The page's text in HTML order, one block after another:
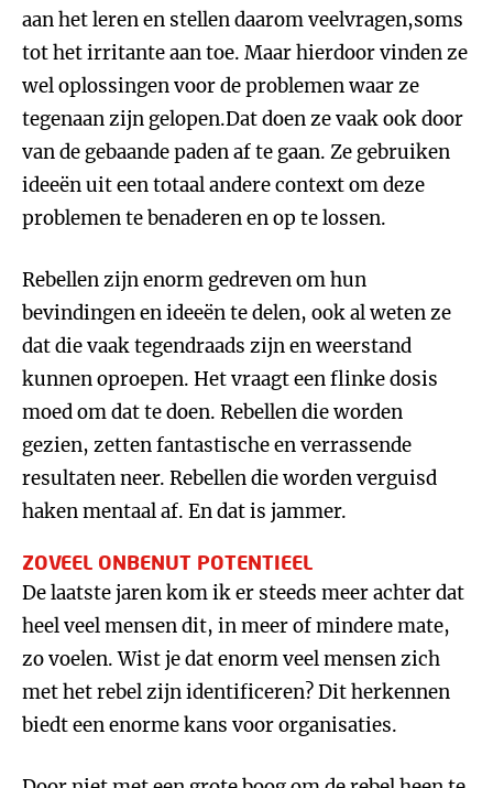
aan het leren en stellen daarom veelvragen,soms
tot het irritante aan toe. Maar hierdoor vinden ze
wel oplossingen voor de problemen waar ze
tegenaan zijn gelopen.Dat doen ze vaak ook door
van de gebaande paden af te gaan. Ze gebruiken
ideeën uit een totaal andere context om deze
problemen te benaderen en op te lossen.
Rebellen zijn enorm gedreven om hun
bevindingen en ideeën te delen, ook al weten ze
dat die vaak tegendraads zijn en weerstand
kunnen oproepen. Het vraagt een flinke dosis
moed om dat te doen. Rebellen die worden
gezien, zetten fantastische en verrassende
resultaten neer. Rebellen die worden verguisd
haken mentaal af. En dat is jammer.
ZOVEEL ONBENUT POTENTIEEL
De laatste jaren kom ik er steeds meer achter dat
heel veel mensen dit, in meer of mindere mate,
zo voelen. Wist je dat enorm veel mensen zich
met het rebel zijn identificeren? Dit herkennen
biedt een enorme kans voor organisaties.